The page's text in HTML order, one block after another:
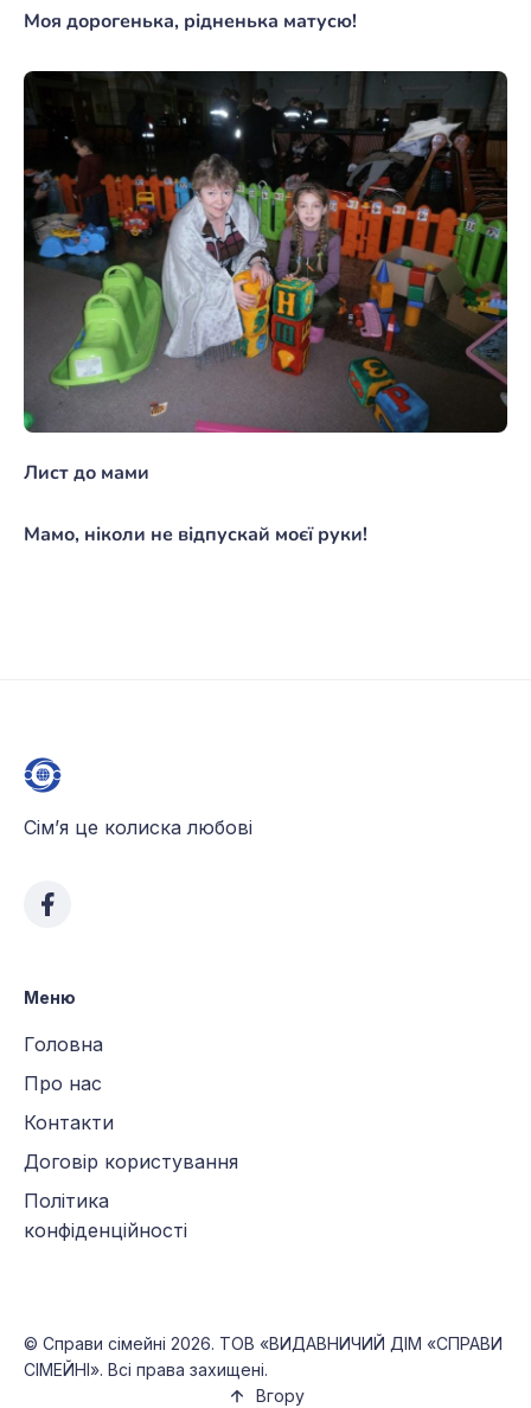
Моя дорогенька, рідненька матусю!
Лист до мами
Мамо, ніколи не відпускай моєї руки!
Сім’я це колиска любові
Меню
Головна
Про нас
Контакти
Договір користування
Політика
конфіденційності
© Справи сімейні 2026. ТОВ «ВИДАВНИЧИЙ ДІМ «СПРАВИ
СІМЕЙНІ». Всі права захищені.
Вгору